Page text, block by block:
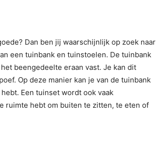
Dan ben jij waarschijnlijk op zoek naar
een tuinbank en tuinstoelen. De tuinbank
beengedeelte eraan vast. Je kan dit
Op deze manier kan je van de tuinbank
Een tuinset wordt ook vaak
ruimte hebt om buiten te zitten, te eten of